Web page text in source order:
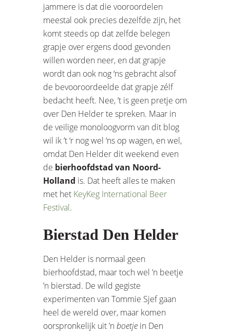
jammere is dat die vooroordelen
meestal ook precies dezelfde zijn, het
komt steeds op dat zelfde belegen
grapje over ergens dood gevonden
willen worden neer, en dat grapje
wordt dan ook nog ‘ns gebracht alsof
de bevooroordeelde dat grapje zélf
bedacht heeft. Nee, ’t is geen pretje om
over Den Helder te spreken. Maar in
de veilige monoloogvorm van dit blog
wil ik ’t ‘r nog wel ‘ns op wagen, en wel,
omdat Den Helder dit weekend even
de bierhoofdstad van Noord-
Holland is. Dat heeft alles te maken
met het KeyKeg International Beer
Festival.
Bierstad Den Helder
Den Helder is normaal geen
bierhoofdstad, maar toch wel ’n beetje
’n bierstad. De wild gegiste
experimenten van Tommie Sjef gaan
heel de wereld over, maar komen
oorspronkelijk uit ’nboetje in Den